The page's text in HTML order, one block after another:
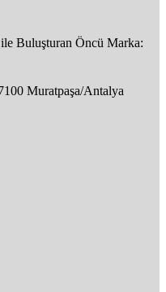
Buluşturan Öncü Marka:
Muratpaşa/Antalya